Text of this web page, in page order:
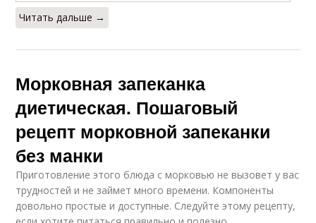
Читать дальше →
Морковная запеканка
диетическая. Пошаговый
рецепт морковной запеканки
без манки
Приготовление этого блюда с морковью не вызовет у вас
трудностей и не займет много времени. Компоненты
довольно простые и доступные. Следуйте этому рецепту,